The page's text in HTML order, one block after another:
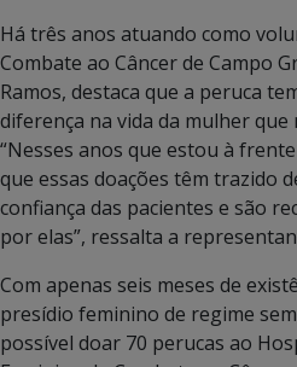
Há três anos atuando como
Combate ao Câncer de Campo
Ramos, destaca que a peruca
diferença na vida da mulher
“Nesses anos que estou à
que essas doações têm trazido
confiança das pacientes e são
por elas”, ressalta a
Com apenas seis meses de
presídio feminino de regime
possível doar 70 perucas ao